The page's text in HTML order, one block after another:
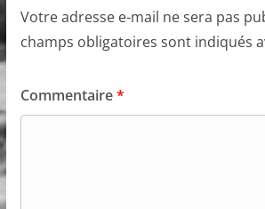
Votre adresse e-mail ne sera pas
champs obligatoires sont indiqués
Commentaire*